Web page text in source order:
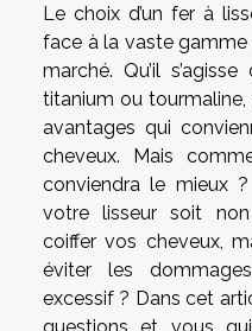
Le choix d’un fer à
face à la vaste gamme
marché. Qu’il
titanium ou
avantages qui
cheveux. Mais
conviendra le mieux
votre lisseur soit
coiffer vos cheveux,
éviter les
excessif ? Dans cet
questions et vous